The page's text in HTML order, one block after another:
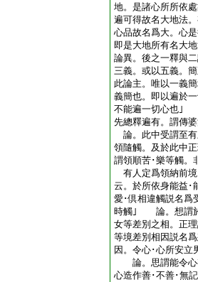
地。是諸心所所依
遍可得故名大地法
心品故名爲大。心
即是大地所有名大
論異。後之一釋與
三義。或以五義。
此論主。唯以一義
義簡也。即以遍於
不能遍一切心也｣
先總釋遍有。謂傳
論。此中受謂至
領隨觸。及於此中
謂領順苦･樂等觸。
有人定爲領納前
云。於所依身能益･
愛･倶相違觸説名爲
時觸｣ 論。想謂於
女等差別之相。正
等境差別相因説名
因。令心･心所安立
論。思謂能令心
心造作善･不善･無